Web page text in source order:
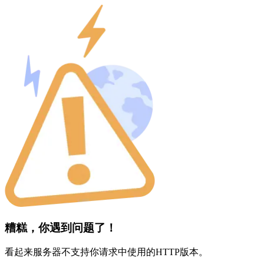
糟糕，你遇到问题了！
看起来服务器不支持你请求中使用的HTTP版本。